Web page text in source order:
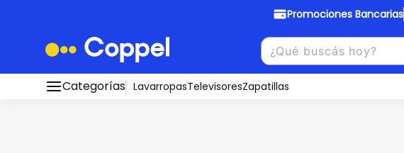
Promociones Bancarias
Promociones Bancarias
Conocé todos nuestros medios de pago
Crédito Coppel
Hasta
Categorías LavarropasTelevisoresZapatillas